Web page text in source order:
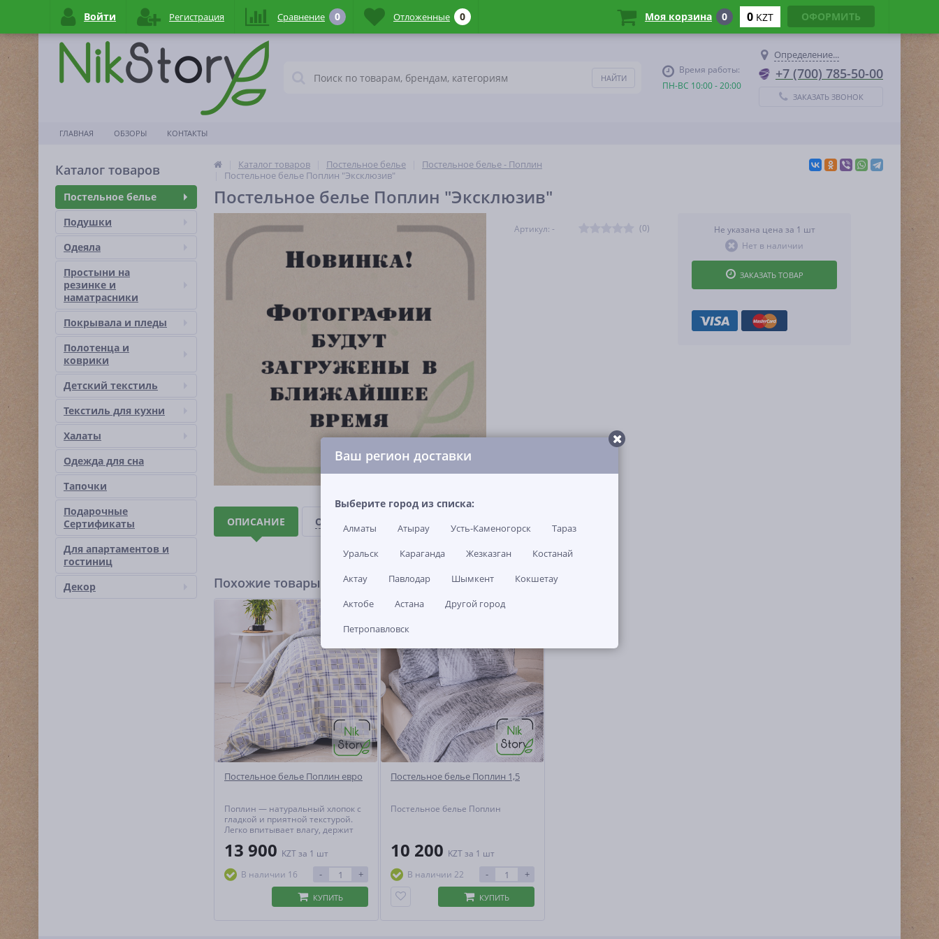
Время работы:
ПН-ВС 10:00 - 20:00
Определение...
+7 (700) 785-50-00
ЗАКАЗАТЬ ЗВОНОК
ГЛАВНАЯ ОБЗОРЫ КОНТАКТЫ
Каталог товаров
Постельное белье
Подушки
Одеяла
Простыни на
резинке и
наматраcники
Покрывала и пледы
Полотенца и
коврики
Детский текстиль
Текстиль для кухни
Халаты
Одежда для сна
Тапочки
Подарочные
Сертификаты
Для апартаментов и
гостиниц
Декор
Каталог товаров Постельное белье
Постельное белье - Поплин
Постельное белье Поплин "Эксклюзив"
Постельное белье Поплин "Эксклюзив"
Артикул: - (0)
Не указана цена за 1 шт
Нет в наличии
ЗАКАЗАТЬ ТОВАР
ОПИСАНИЕ ОТЗЫВЫ И ВОПРОСЫ
Похожие товары
Постельное белье Поплин евро
Поплин — натуральный хлопок с
гладкой и приятной текстурой.
Легко впитывает влагу, держит
создавая идеальный
гипоаллергенен и не теряет
форму даже при активной
эксплуатации.
13 900 KZTза 1 шт
В наличии 16
- +
КУПИТЬ
Постельное белье Поплин 1,5
Постельное белье Поплин
10 200 KZTза 1 шт
В наличии 22
- +
КУПИТЬ
Ваш регион доставки
Выберите город из списка:
Алматы Атырау Усть-Каменогорск
Тараз
Уральск
Караганда Жезказган
Костанай
Актау
Павлодар Шымкент
Кокшетау
Актобе
Астана
Другой город
Петропавловск
Войти Регистрация Сравнение 0 Отложенные 0 Моя корзина 0 0 KZT ОФОРМИТЬ